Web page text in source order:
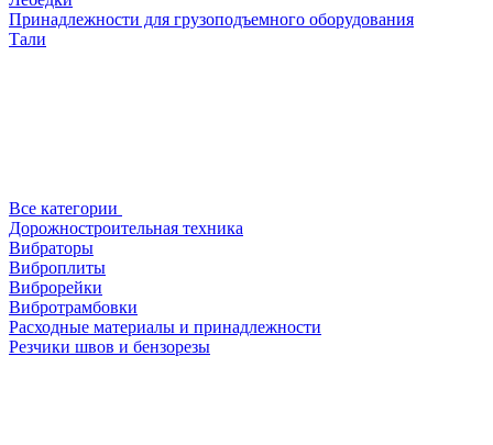
Принадлежности для грузоподъемного оборудования
Тали
Все категории
Дорожностроительная техника
Вибраторы
Виброплиты
Виброрейки
Вибротрамбовки
Расходные материалы и принадлежности
Резчики швов и бензорезы